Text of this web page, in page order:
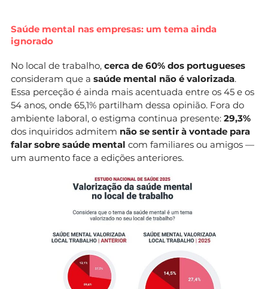
Saúde mental nas empresas: um tema ainda
ignorado
No local de trabalho, cerca de 60% dos portugueses
consideram que a saúde mental não é valorizada.
Essa perceção é ainda mais acentuada entre os 45 e os
54 anos, onde 65,1% partilham dessa opinião. Fora do
ambiente laboral, o estigma continua presente: 29,3%
dos inquiridos admitem não se sentir à vontade para
falar sobre saúde mental com familiares ou amigos —
um aumento face a edições anteriores.